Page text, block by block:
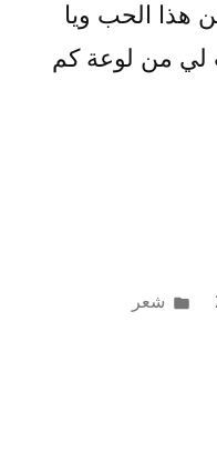
هذا الحب ويا
لي من لوعة كم
نُشر
شعر